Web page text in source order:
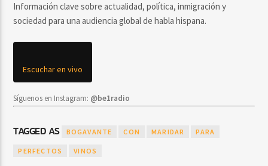
Información clave sobre actualidad, política, inmigración y
sociedad para una audiencia global de habla hispana.
Escuchar en vivo
Síguenos en Instagram: @be1radio
TAGGED AS BOGAVANTE CON MARIDAR PARA
PERFECTOS VINOS